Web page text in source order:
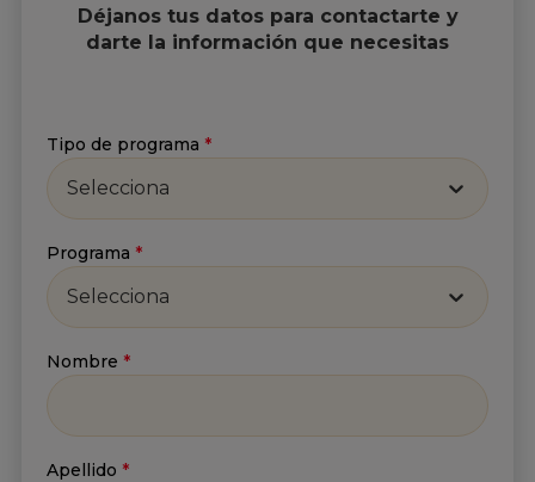
Suscríbete a nuestro
Newsletter
Déjanos tus datos para contactarte y
darte la información que necesitas
Tipo de programa *
Selecciona
Programa *
Selecciona
Nombre *
Apellido *